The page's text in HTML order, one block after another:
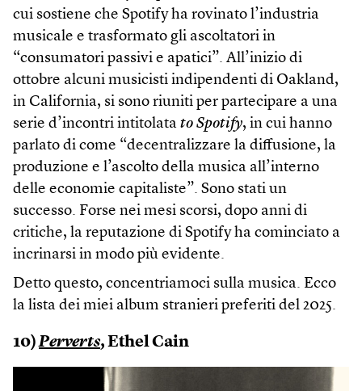
cui sostiene che Spotify ha rovinato l’industria
musicale e trasformato gli ascoltatori in
“consumatori passivi e apatici”. All’inizio di
ottobre alcuni musicisti indipendenti di Oakland,
in California, si sono riuniti per partecipare a una
serie d’incontri intitolata to Spotify, in cui hanno
parlato di come “decentralizzare la diffusione, la
produzione e l’ascolto della musica all’interno
delle economie capitaliste”. Sono stati un
successo. Forse nei mesi scorsi, dopo anni di
critiche, la reputazione di Spotify ha cominciato a
incrinarsi in modo più evidente.
Detto questo, concentriamoci sulla musica. Ecco
la lista dei miei album stranieri preferiti del 2025.
10)Perverts, Ethel Cain